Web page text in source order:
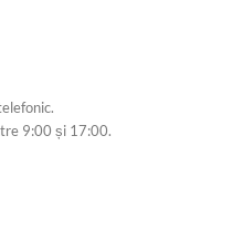
9:00 și 17:00.